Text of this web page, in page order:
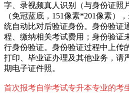
字、录视频真人识别（与身份证照
（免冠蓝底，151像素*201像素）
统自动比对后验证身份。身份验证
程、缴纳相关考试费用；身份验证
行身份验证。身份验证过程中上传
打印、毕业证办理及其他业务，请
期电子证件照。
首次报考自学考试专升本专业的考